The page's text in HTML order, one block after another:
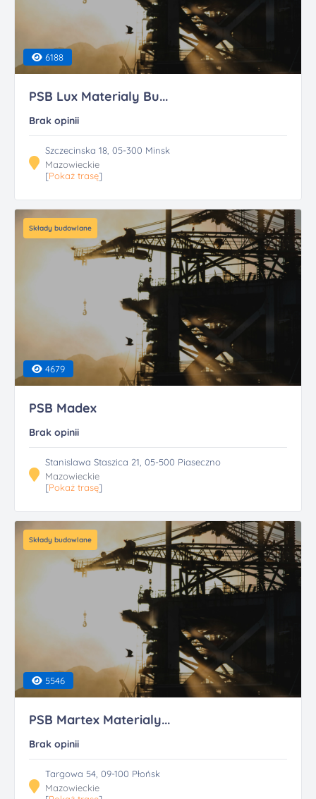
6188
PSB Lux Materialy Bu...
Brak opinii
Szczecinska 18, 05-300 Minsk
Mazowieckie
[Pokaż trasę]
Składy budowlane
4679
PSB Madex
Brak opinii
Stanislawa Staszica 21, 05-500 Piaseczno
Mazowieckie
[Pokaż trasę]
Składy budowlane
5546
PSB Martex Materialy...
Brak opinii
Targowa 54, 09-100 Płońsk
Mazowieckie